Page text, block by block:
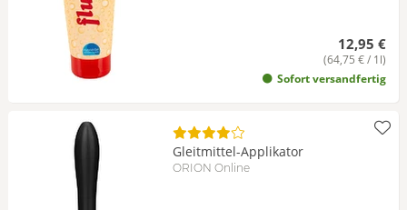
12,95 €
(64,75 € / 1l)
Sofort versandfertig
Gleitmittel-Applikator
ORION Online